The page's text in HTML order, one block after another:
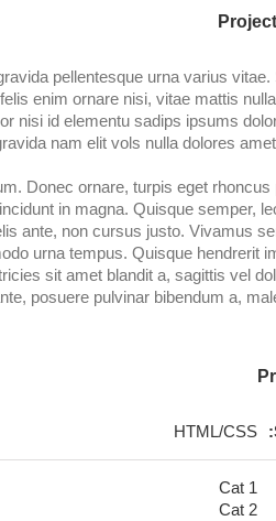
pellentesque urna varius vitae.
enim ornare nisi, vitae mattis
nisi id elementu sadips ipsums
nam elit vols nulla dolores
Donec ornare, turpis eget rhoncus
in magna. Quisque semper,
ante, non cursus justo. Vivamus
urna tempus. Quisque hendrerit
sit amet blandit a, sagittis vel
posuere pulvinar bibendum a,
HTML/CSS
Cat 1
Cat 2